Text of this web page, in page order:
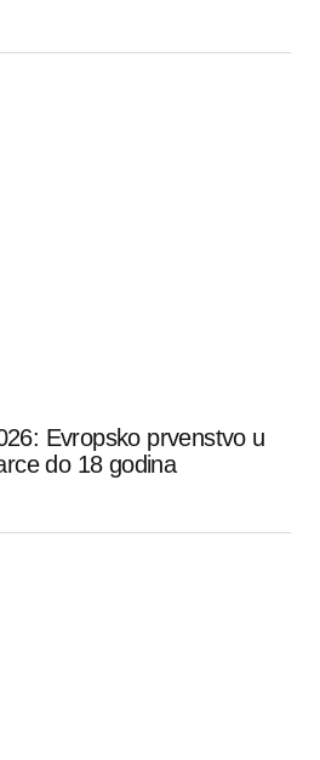
Evropsko prvenstvo u
do 18 godina